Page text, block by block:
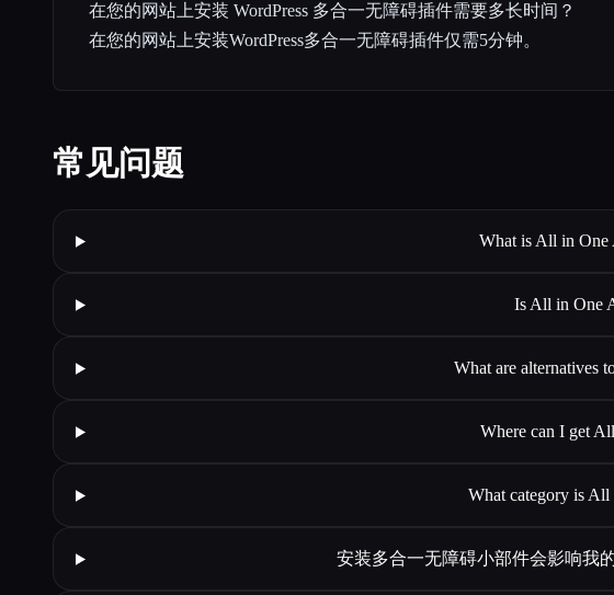
在您的网站上安装 WordPress 多合一无障碍插件需要多长时间？
在您的网站上安装WordPress多合一无障碍插件仅需5分钟。
常见问题
What is All in One
Is All in One
What are alternatives
Where can I get
What category is
安装多合一无障碍小部件会影响我